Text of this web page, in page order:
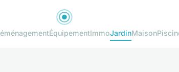
ÉquipementImmoJardinMaison